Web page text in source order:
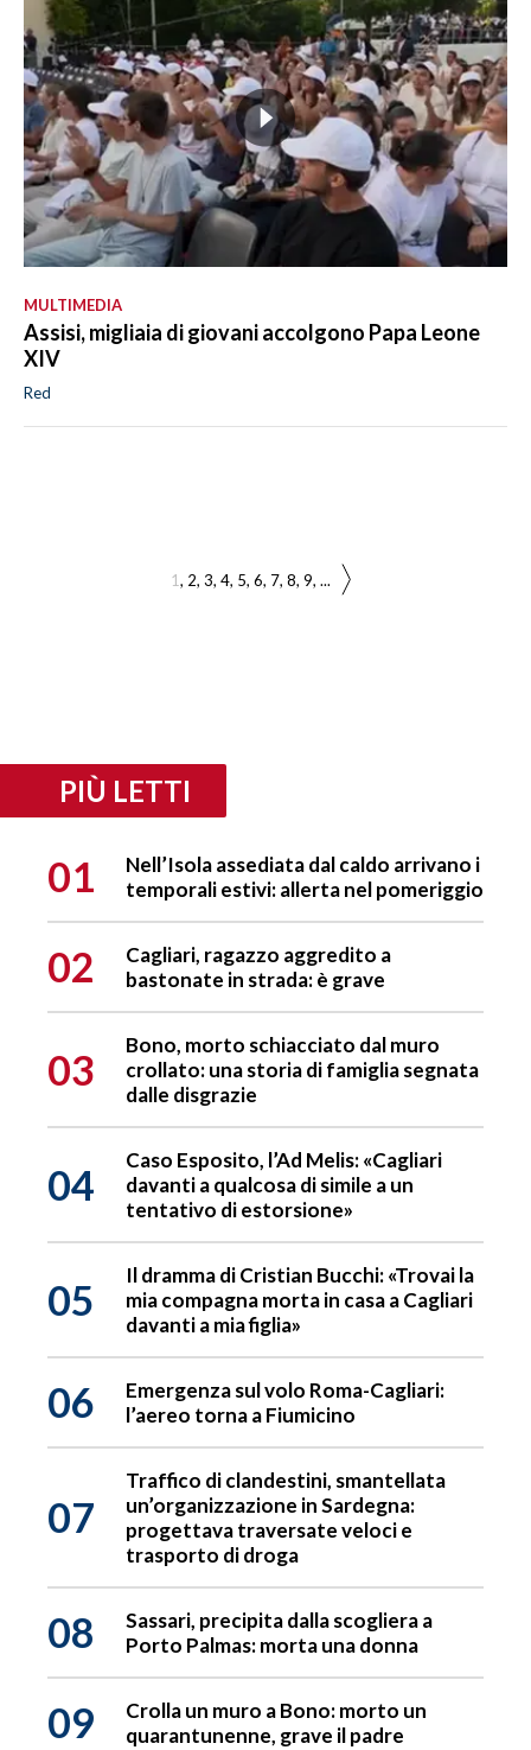
MULTIMEDIA
Assisi, migliaia di giovani accolgono Papa Leone
XIV
Red
1 2 3 4 5 6 7 8 9 ...
PIÙ LETTI
01
Nell’Isola assediata dal caldo arrivano i
temporali estivi: allerta nel pomeriggio
02
Cagliari, ragazzo aggredito a
bastonate in strada: è grave
03
Bono, morto schiacciato dal muro
crollato: una storia di famiglia segnata
dalle disgrazie
04
Caso Esposito, l’Ad Melis: «Cagliari
davanti a qualcosa di simile a un
tentativo di estorsione»
05
Il dramma di Cristian Bucchi: «Trovai la
mia compagna morta in casa a Cagliari
davanti a mia figlia»
06
Emergenza sul volo Roma-Cagliari:
l’aereo torna a Fiumicino
07
Traffico di clandestini, smantellata
un’organizzazione in Sardegna:
progettava traversate veloci e
trasporto di droga
08
Sassari, precipita dalla scogliera a
Porto Palmas: morta una donna
09
Crolla un muro a Bono: morto un
quarantunenne, grave il padre